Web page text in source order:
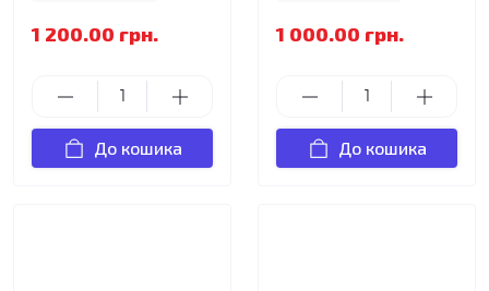
1 200.00 грн.
До кошика
1 000.00 грн.
До кошика